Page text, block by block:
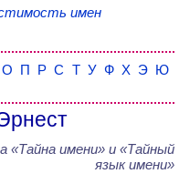
имен
О П Р С Т У Ф Х Э Ю
«Тайна имени» и «Тайный
язык имени»